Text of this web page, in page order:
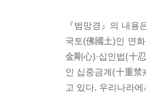
『범망경』의 내
국토(佛國土)인 연
金剛心)·십인법(十
인 십중금계(十重禁
고 있다. 우리나라